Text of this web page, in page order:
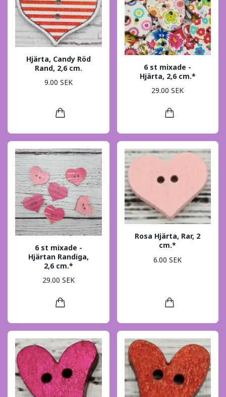
Hjärta, Candy Röd
Rand, 2,6 cm.
9.00 SEK
6 st mixade -
Hjärta, 2,6 cm.*
29.00 SEK
6 st mixade -
Hjärtan Randiga,
2,6 cm.*
29.00 SEK
Rosa Hjärta, Rar, 2
cm.*
6.00 SEK